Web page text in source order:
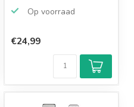
Op voorraad
€24,99